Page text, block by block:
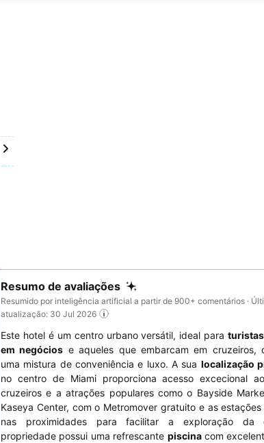
Resumo de avaliações
Resumido por inteligência artificial a partir de 900+ comentários ·
atualização: 30 Jul 2026
Este hotel é um centro urbano versátil, ideal paraturistas
em negócios e aqueles que embarcam em cruzeiros,
uma mistura de conveniência e luxo. A sua localização
no centro de Miami proporciona acesso excecional
cruzeiros e a atrações populares como o Bayside
Kaseya Center, com o Metromover gratuito e as
nas proximidades para facilitar a exploração da
propriedade possui uma refrescante piscinacom